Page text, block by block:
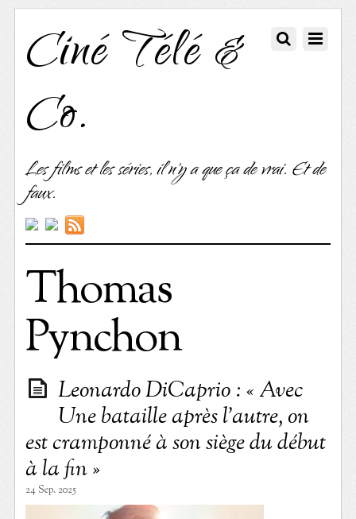
Ciné Télé &
Co.
Les films et les séries, il n'y a que ça de vrai. Et de
faux.
Thomas
Pynchon
Leonardo DiCaprio : « Avec
Une bataille après l’autre, on
est cramponné à son siège du début
à la fin »
24 Sep. 2025